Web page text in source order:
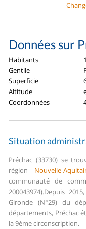
Données sur
Habitants
Gentile
Superficie
Altitude
Coordonnées
Situation
Préchac (33730) se
région Nouvelle-
communauté de
200043974).Depuis
Gironde (N°29) du
départements, Préchac
la 9ème circonscription.